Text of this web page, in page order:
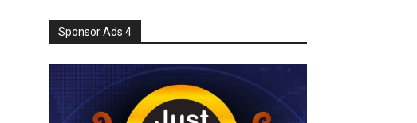
Sponsor Ads 4